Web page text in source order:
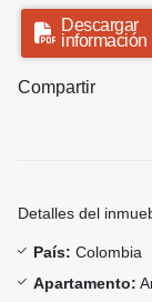
Descargar
información
Compartir
Detalles del
País: Colombia
Apartamento: